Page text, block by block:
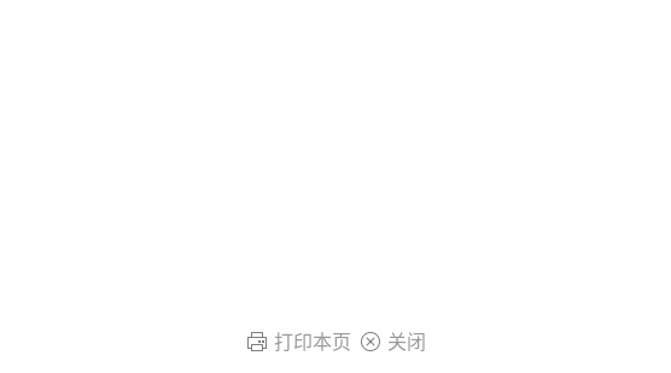
打印本页 关闭